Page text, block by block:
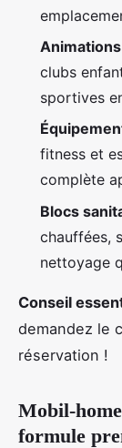
clubs
sportives
fitness et
complète
Blocs
chauffées,
nettoyage
Conseil
demandez le
réservation !
Mobil-
formule